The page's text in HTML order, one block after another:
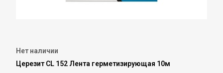
Нет наличии
Церезит CL 152 Лента герметизирующая 10м